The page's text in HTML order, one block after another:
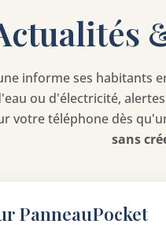
informe ses habitants
ou d'électricité,
votre téléphone dès
sans
PanneauPocket